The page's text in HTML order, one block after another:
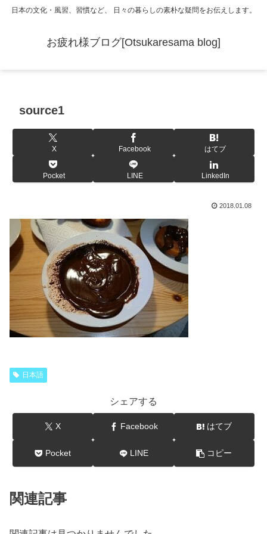
日本の文化・風習、習慣など、 日々の暮らしの素朴な疑問をお伝えします。
お疲れ様ブログ[Otsukaresama blog]
source1
X Facebook はてブ
Pocket LINE LinkedIn
2018.01.08
日本語
シェアする
X Facebook はてブ
Pocket LINE コピー
関連記事